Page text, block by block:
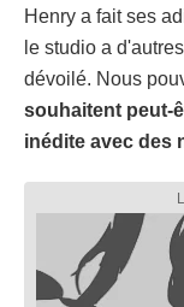
Henry a fait ses
le studio a
dévoilé. Nous
souhaitent peut-
inédite avec des